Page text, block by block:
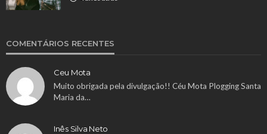
COMENTÁRIOS RECENTES
Ceu Mota
Muito obrigada pela divulgação!! Céu Mota Plogging Santa
Maria da…
Inês Silva Neto